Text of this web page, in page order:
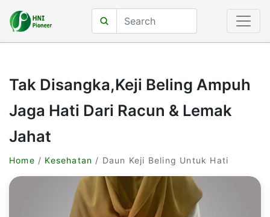
Tak Disangka,Keji Beling Ampuh
Jaga Hati Dari Racun & Lemak
Jahat
Home / Kesehatan / Daun Keji Beling Untuk Hati